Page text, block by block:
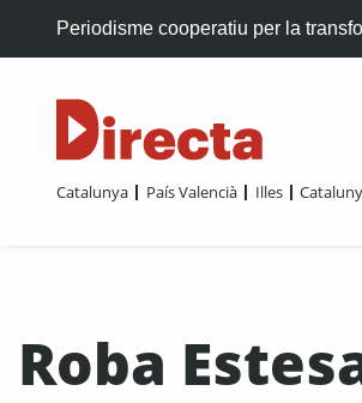
Periodisme cooperatiu per la
Catalunya País Valencià Illes
Roba